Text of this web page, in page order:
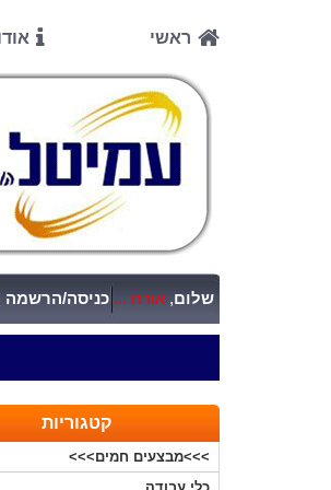
ראשי
שלום, אורח ... כניסה/הרשמה
קטגוריות
>>>מבצעים חמים>>>